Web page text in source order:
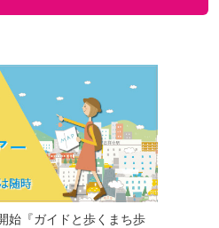
始『ガイドと歩くまち歩